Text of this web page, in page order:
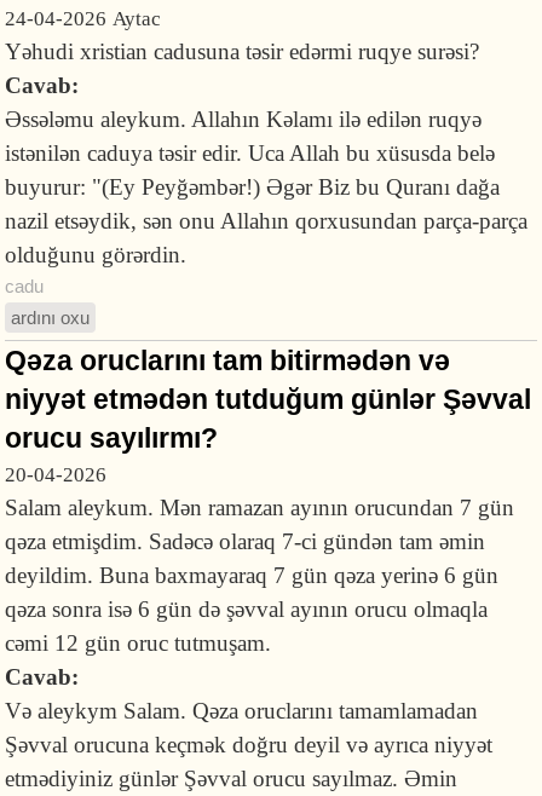
24-04-2026 Aytac
Yəhudi xristian cadusuna təsir edərmi ruqye surəsi?
Cavab:
Əssələmu aleykum. Allahın Kəlamı ilə edilən ruqyə
istənilən caduya təsir edir. Uca Allah bu xüsusda belə
buyurur: "(Ey Peyğəmbər!) Əgər Biz bu Quranı dağa
nazil etsəydik, sən onu Allahın qorxusundan parça-parça
olduğunu görərdin.
cadu
ardını oxu
Qəza oruclarını tam bitirmədən və
niyyət etmədən tutduğum günlər Şəvval
orucu sayılırmı?
20-04-2026
Salam aleykum. Mən ramazan ayının orucundan 7 gün
qəza etmişdim. Sadəcə olaraq 7-ci gündən tam əmin
deyildim. Buna baxmayaraq 7 gün qəza yerinə 6 gün
qəza sonra isə 6 gün də şəvval ayının orucu olmaqla
cəmi 12 gün oruc tutmuşam.
Cavab:
Və aleykym Salam. Qəza oruclarını tamamlamadan
Şəvval orucuna keçmək doğru deyil və ayrıca niyyət
etmədiyiniz günlər Şəvval orucu sayılmaz. Əmin